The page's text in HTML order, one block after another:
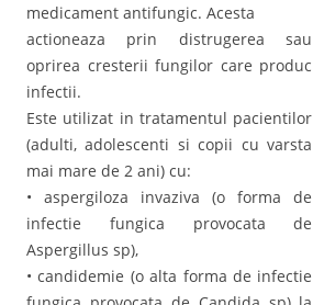
medicament antifungic. Acesta
actioneaza prin distrugerea sau
oprirea cresterii fungilor care produc
infectii.
Este utilizat in tratamentul pacientilor
(adulti, adolescenti si copii cu varsta
mai mare de 2 ani) cu:
• aspergiloza invaziva (o forma de
infectie fungica provocata de
Aspergillus sp),
• candidemie (o alta forma de infectie